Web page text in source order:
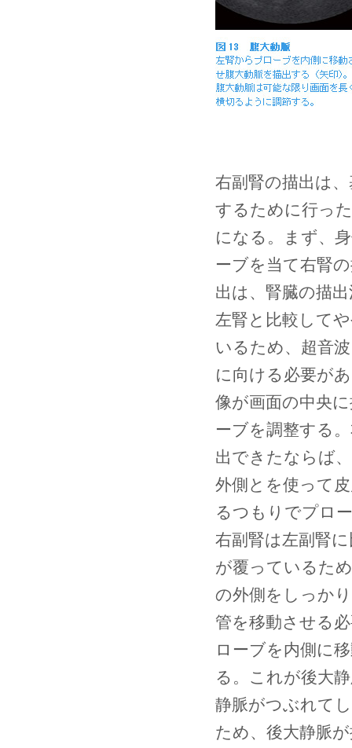
右副腎の描出は
するために行っ
になる。まず、
ーブを当て右腎
出は、腎臓の描
左腎と比較して
いるため、超音
に向ける必要が
像が画面の中央
ーブを調整する
出できたならば
外側とを使って
るつもりでプロ
右副腎は左副腎
が覆っているた
の外側をしっか
管を移動させる
ローブを内側に
る。これが後大
静脈がつぶれて
ため、後大静脈